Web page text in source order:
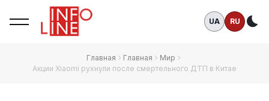
UA RU
Главная Главная
Мир
Акции Xiaomi рухнули после смертельного ДТП в Китае